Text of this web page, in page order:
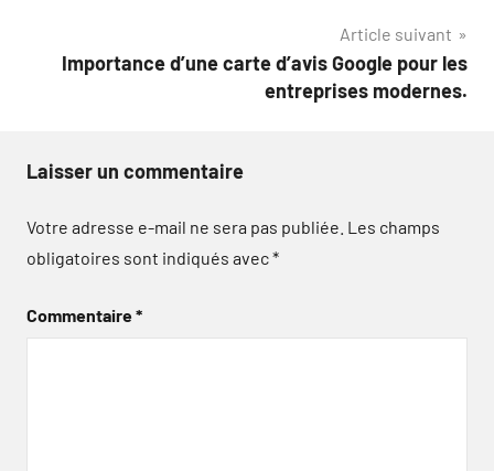
Article suivant
Importance d’une carte d’avis Google pour les
entreprises modernes.
Laisser un commentaire
Votre adresse e-mail ne sera pas publiée. Les champs
obligatoires sont indiqués avec*
Commentaire*